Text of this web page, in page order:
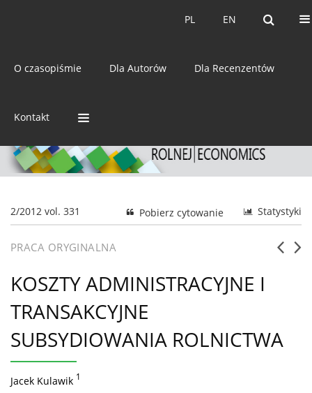
EN
PL EN
PL
O czasopiśmie Dla Autorów Dla Recenzentów
Kontakt
ISSN: 0044-1600
2/2012 vol. 331 Statystyki
Pobierz cytowanie
PRACA ORYGINALNA
KOSZTY ADMINISTRACYJNE I
TRANSAKCYJNE
SUBSYDIOWANIA ROLNICTWA
Jacek Kulawik 1